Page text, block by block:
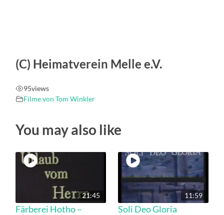
(C) Heimatverein Melle e.V.
95views
Filme von Tom Winkler
You may also like
21:45
Färberei Hotho –
11:59
Soli Deo Gloria